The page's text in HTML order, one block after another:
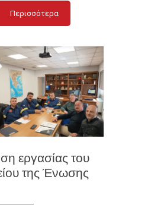
Περισσότερα
εργασίας του
της Ένωσης